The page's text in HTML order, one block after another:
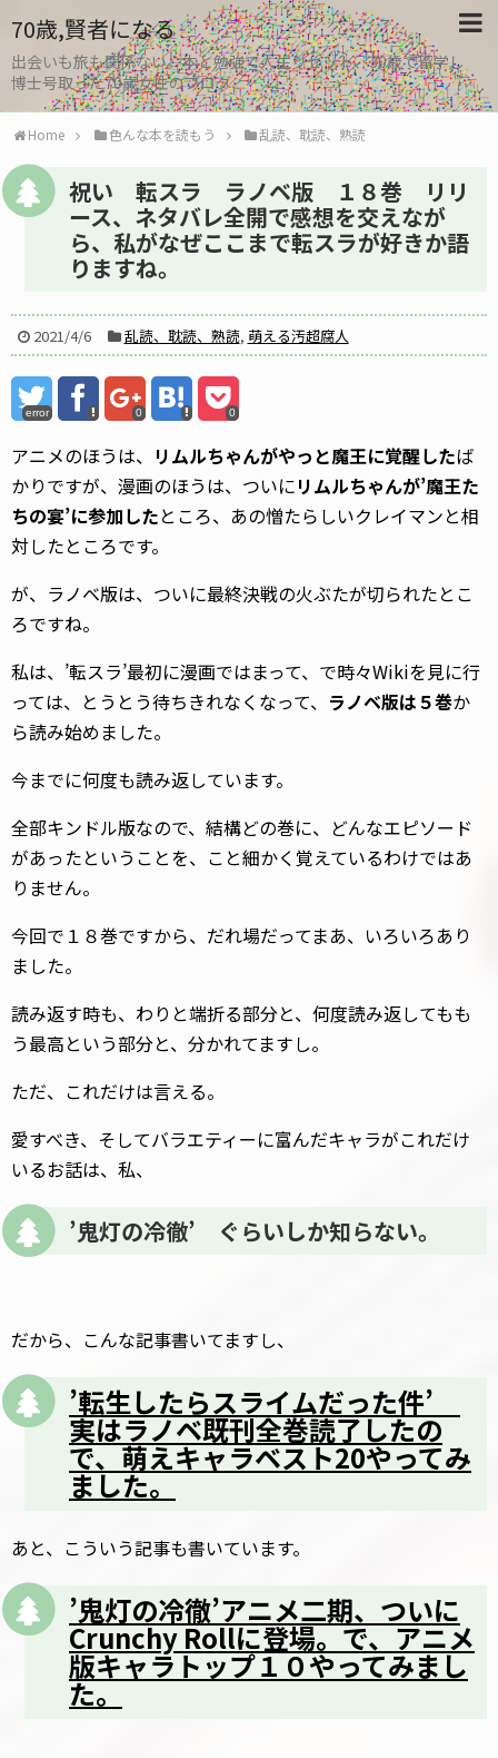
70歳,賢者になる
出会いも旅も関係ない。本と勉強で人生リセット、30歳で留学し
博士号取った70歳女性のブログ
Home 色んな本を読もう 乱読、耽読、熟読
祝い 転スラ ラノベ版 １８巻 リリ
ース、ネタバレ全開で感想を交えなが
ら、私がなぜここまで転スラが好きか語
りますね。
2021/4/6 乱読、耽読、熟読, 萌える汚超腐人
error 0 0
アニメのほうは、 リムルちゃんがやっと魔王に覚醒したば
かりですが、漫画のほうは、ついにリムルちゃんが’魔王た
ちの宴’に参加したところ、あの憎たらしいクレイマンと相
対したところです。
が、ラノベ版は、ついに最終決戦の火ぶたが切られたとこ
ろですね。
私は、’転スラ’最初に漫画ではまって、で時々Wikiを見に行
っては、とうとう待ちきれなくなって、 ラノベ版は５巻か
ら読み始めました。
今までに何度も読み返しています。
全部キンドル版なので、結構どの巻に、どんなエピソード
があったということを、こと細かく覚えているわけではあ
りません。
今回で１８巻ですから、だれ場だってまあ、いろいろあり
ました。
読み返す時も、わりと端折る部分と、何度読み返してもも
う最高という部分と、分かれてますし。
ただ、これだけは言える。
愛すべき、そしてバラエティーに富んだキャラがこれだけ
いるお話は、私、
’鬼灯の冷徹’ ぐらいしか知らない。
だから、こんな記事書いてますし、
’転生したらスライムだった件’
実はラノベ既刊全巻読了したの
で、萌えキャラベスト20やってみ
ました。
あと、こういう記事も書いています。
’鬼灯の冷徹’アニメ二期、ついに
Crunchy Rollに登場。で、アニメ
版キャラトップ１０やってみまし
た。